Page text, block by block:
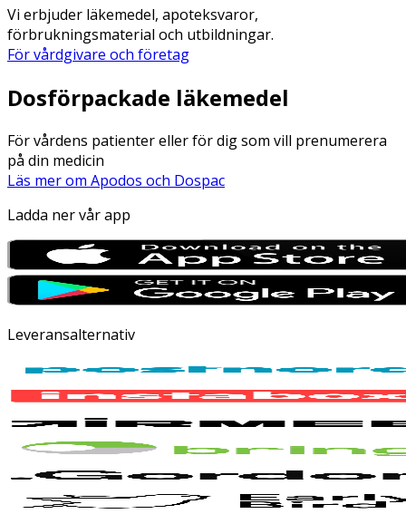
Vi erbjuder läkemedel, apoteksvaror,
förbrukningsmaterial och utbildningar.
För vårdgivare och företag
Dosförpackade läkemedel
För vårdens patienter eller för dig som vill prenumerera
på din medicin
Läs mer om Apodos och Dospac
Ladda ner vår app
Leveransalternativ